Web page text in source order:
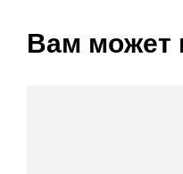
Вам может